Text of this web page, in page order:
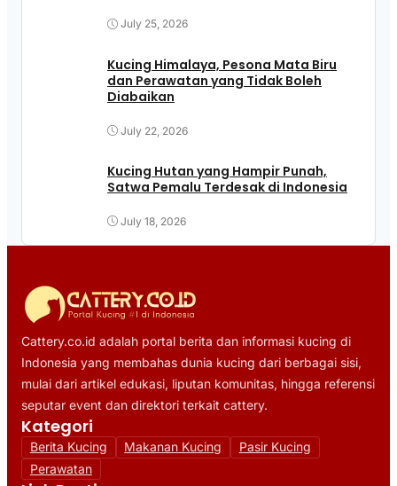
July 25, 2026
Kucing Himalaya, Pesona Mata Biru
dan Perawatan yang Tidak Boleh
Diabaikan
July 22, 2026
Kucing Hutan yang Hampir Punah,
Satwa Pemalu Terdesak di Indonesia
July 18, 2026
Cattery.co.id adalah portal berita dan informasi kucing di
Indonesia yang membahas dunia kucing dari berbagai sisi,
mulai dari artikel edukasi, liputan komunitas, hingga referensi
seputar event dan direktori terkait cattery.
Kategori
Berita Kucing Makanan Kucing
Pasir Kucing
Perawatan